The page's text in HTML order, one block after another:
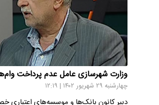
وزارت شهرسازی عامل عدم پرداخت
چهارشنبه ۲۹ شهریور ۱۴۰۲ | ۱۲:۱۹
دبیر کانون بانک‌ها و موسسه‌های اعتباری